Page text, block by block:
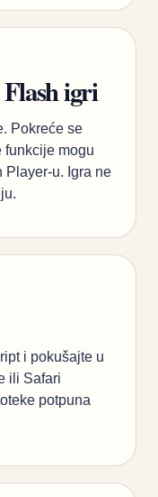
igri
Pokreće se
funkcije mogu
Player-u. Igra ne
i pokušajte u
ili Safari
potpuna